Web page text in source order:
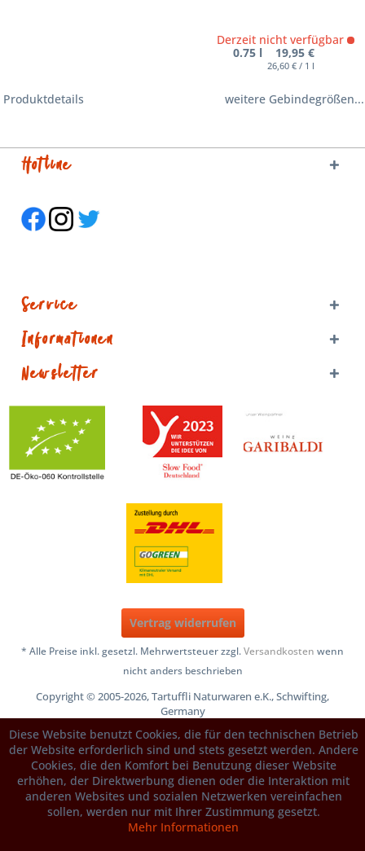
Derzeit nicht verfügbar
0.75 l 19,95 €
26,60 € / 1 l
Produktdetails weitere Gebindegrößen...
Hotline
Service
Informationen
Newsletter
Vertrag widerrufen
* Alle Preise inkl. gesetzl. Mehrwertsteuer zzgl.Versandkosten wenn
nicht anders beschrieben
Copyright © 2005-2026, Tartuffli Naturwaren e.K., Schwifting,
Germany
Diese Website benutzt Cookies, die für den technischen Betrieb
der Website erforderlich sind und stets gesetzt werden. Andere
Cookies, die den Komfort bei Benutzung dieser Website
erhöhen, der Direktwerbung dienen oder die Interaktion mit
anderen Websites und sozialen Netzwerken vereinfachen
sollen, werden nur mit Ihrer Zustimmung gesetzt.
Mehr Informationen